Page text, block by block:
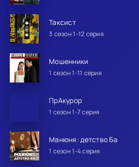
Таксист
3 сезон 1-12 серия
Мошенники
1 сезон 1-11 серия
ПрАкурор
1 сезон 1-7 серия
Манюня: детство Ба
1 сезон 1-4 серия